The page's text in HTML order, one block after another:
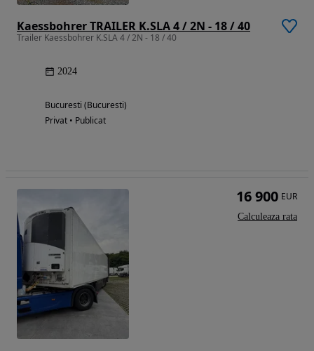
Kaessbohrer TRAILER K.SLA 4 / 2N - 18 / 40
Trailer Kaessbohrer K.SLA 4 / 2N - 18 / 40
2024
Bucuresti (Bucuresti)
Privat • Publicat
16 900 EUR
Calculeaza rata